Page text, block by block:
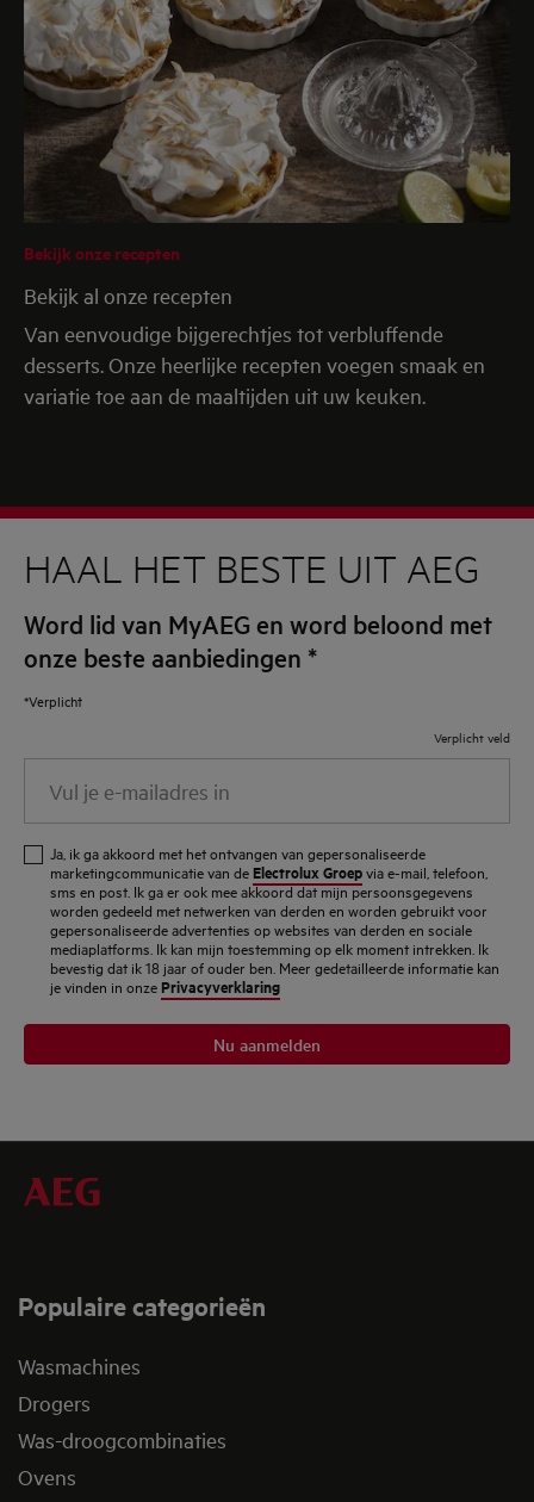
Bekijk onze recepten
Bekijk al onze recepten
Van eenvoudige bijgerechtjes tot verbluffende
desserts. Onze heerlijke recepten voegen smaak en
variatie toe aan de maaltijden uit uw keuken.
HAAL HET BESTE UIT AEG
Word lid van MyAEG en word beloond met
onze beste aanbiedingen *
*Verplicht
Verplicht veld
mailadres
Ja, ik ga akkoord met het ontvangen van gepersonaliseerde
marketingcommunicatie van de Electrolux Groepvia e-mail, telefoon,
sms en post. Ik ga er ook mee akkoord dat mijn persoonsgegevens
worden gedeeld met netwerken van derden en worden gebruikt voor
gepersonaliseerde advertenties op websites van derden en sociale
mediaplatforms. Ik kan mijn toestemming op elk moment intrekken. Ik
bevestig dat ik 18 jaar of ouder ben. Meer gedetailleerde informatie kan
je vinden in onze Privacyverklaring
Nu aanmelden
Populaire categorieën
Wasmachines
Drogers
Was-droogcombinaties
Ovens